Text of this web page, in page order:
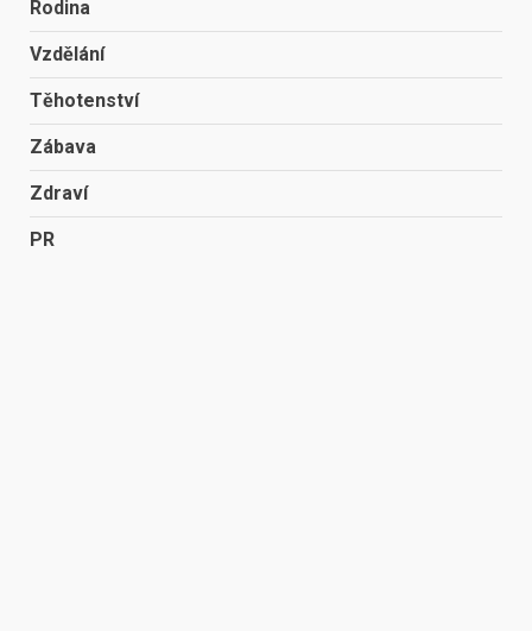
Rodina
Vzdělání
Těhotenství
Zábava
Zdraví
PR